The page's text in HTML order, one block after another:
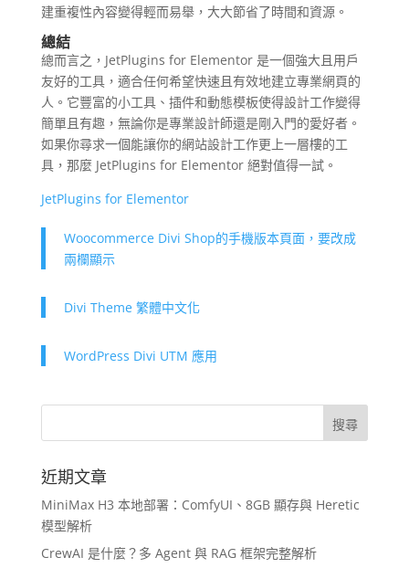
建重複性內容變得輕而易舉，大大節省了時間和資源。
總結
總而言之，JetPlugins for Elementor 是一個強大且用戶
友好的工具，適合任何希望快速且有效地建立專業網頁的
人。它豐富的小工具、插件和動態模板使得設計工作變得
簡單且有趣，無論你是專業設計師還是剛入門的愛好者。
如果你尋求一個能讓你的網站設計工作更上一層樓的工
具，那麼 JetPlugins for Elementor 絕對值得一試。
JetPlugins for Elementor
Woocommerce Divi Shop的手機版本頁面，要改成
兩欄顯示
Divi Theme 繁體中文化
WordPress Divi UTM 應用
近期文章
MiniMax H3 本地部署：ComfyUI、8GB 顯存與 Heretic
模型解析
CrewAI 是什麼？多 Agent 與 RAG 框架完整解析